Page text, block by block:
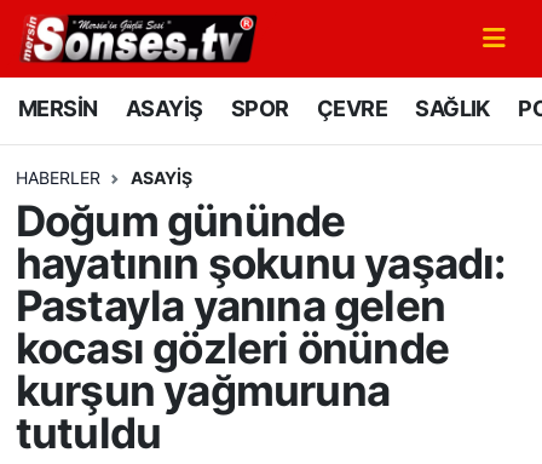
MERSİN ASAYİŞ SPOR ÇEVRE SAĞLIK
HABERLER ASAYİŞ
Doğum gününde
hayatının şokunu yaşadı:
Pastayla yanına gelen
kocası gözleri önünde
kurşun yağmuruna
tutuldu
MERSİN
SPOR
GÜNÜN MANŞETİ
DÜNYA
KÜLTÜR - SANAT
Mersin Nöbetçi Eczaneler
Mersin Namaz Vakitleri
Mersin Trafik Yoğunluk Haritası
Süper Lig Puan Durumu ve Fikstür
Tüm Manşetler